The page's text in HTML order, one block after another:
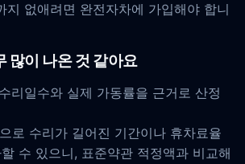
지 없애려면 완전자차에 가입해야 합니
많이 나온 것 같아요
리일수와 실제 가동률을 근거로 산정
로 수리가 길어진 기간이나 휴차료율
수 있으니, 표준약관 적정액과 비교해